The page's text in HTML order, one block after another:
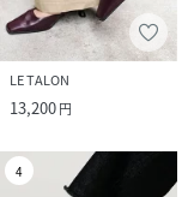
LE TALON
13,200円
4